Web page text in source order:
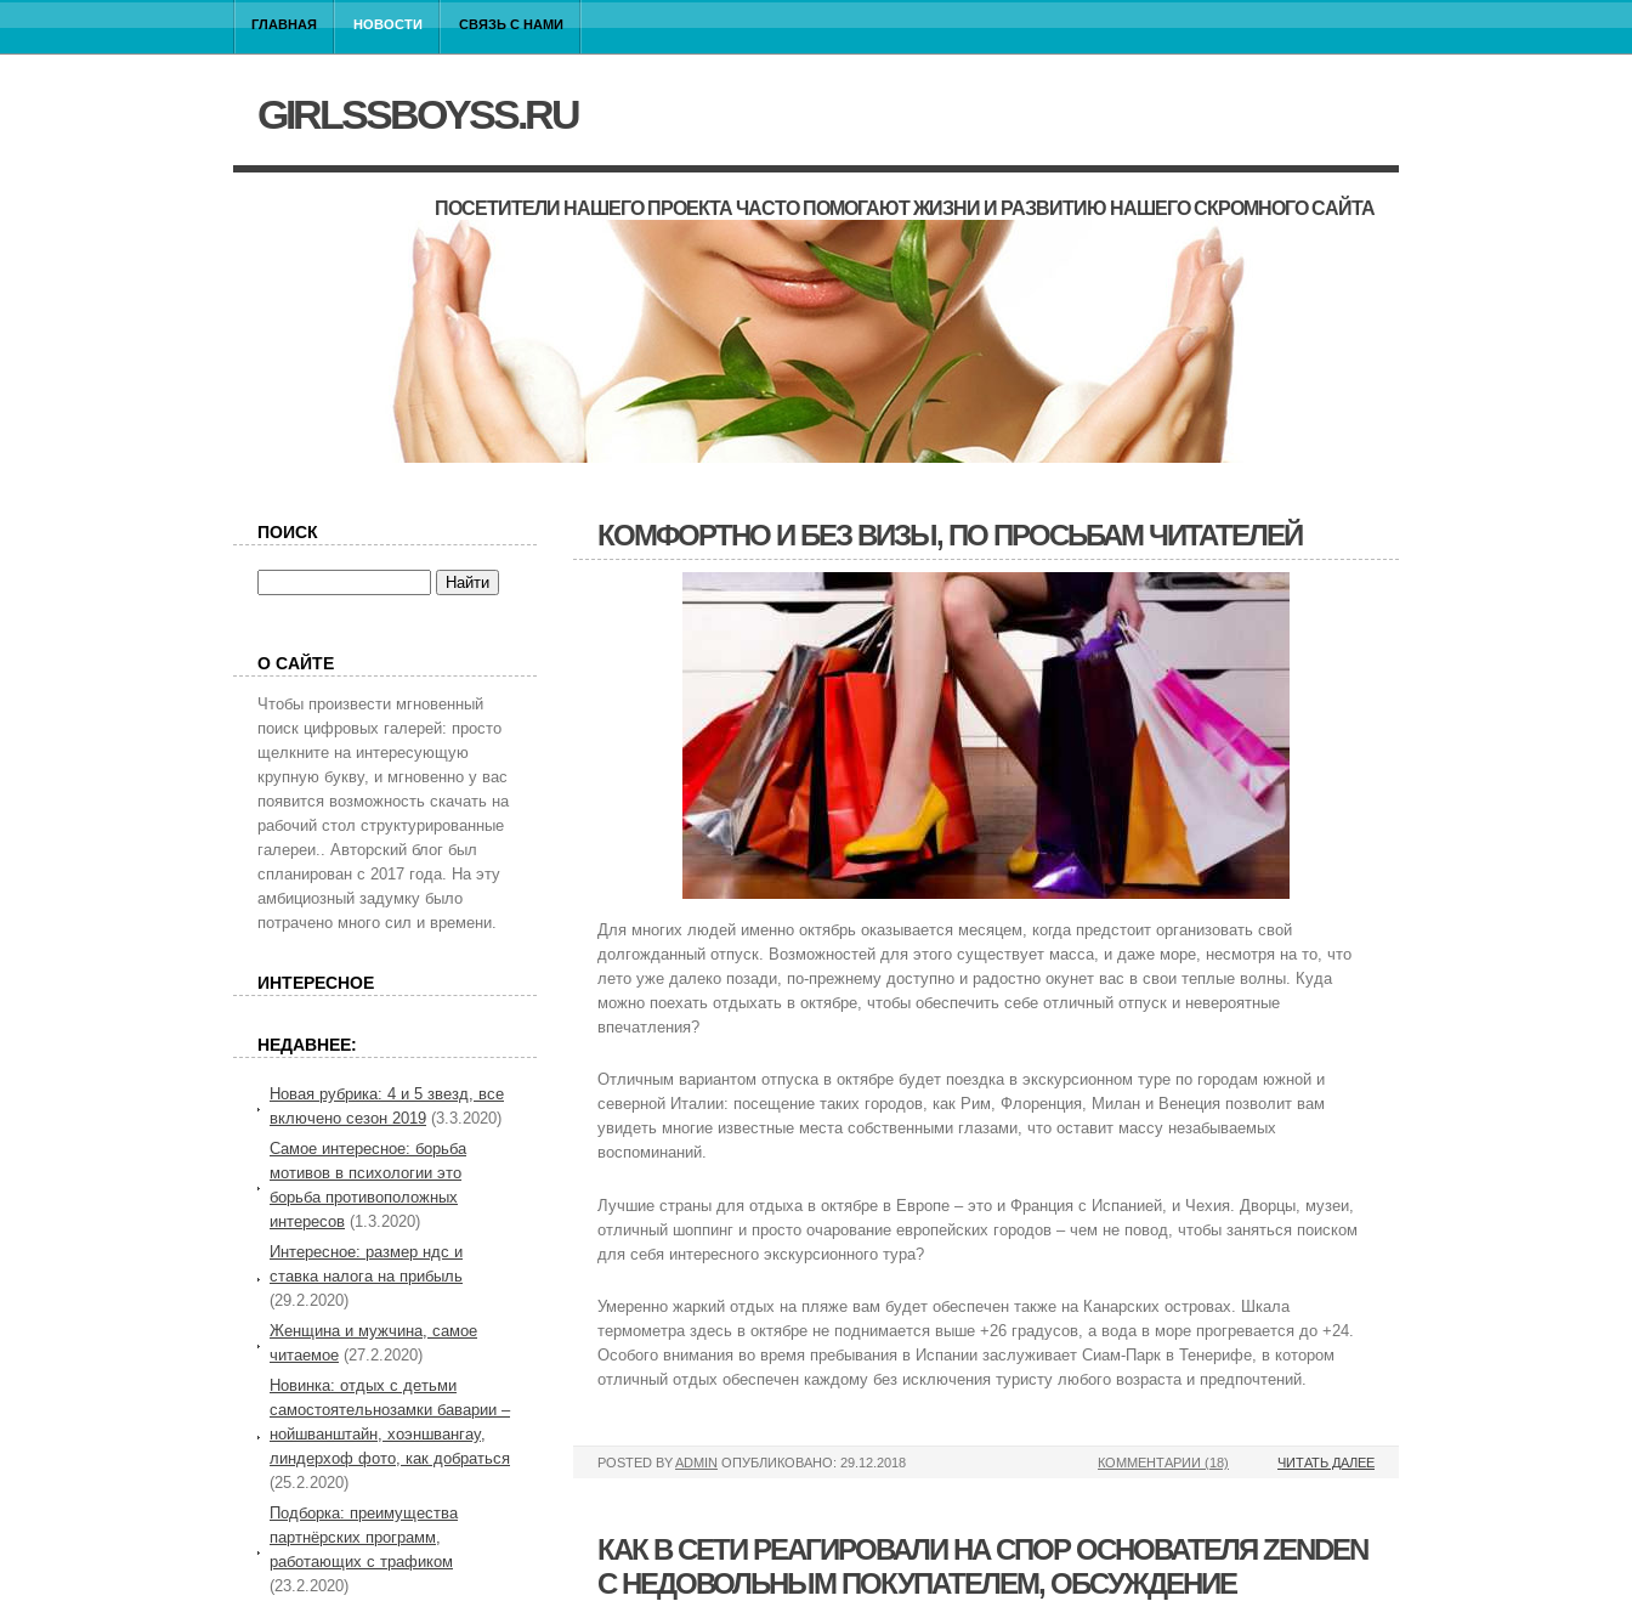
ГЛАВНАЯ НОВОСТИ СВЯЗЬ С НАМИ
GIRLSSBOYSS.RU
ПОСЕТИТЕЛИ НАШЕГО ПРОЕКТА ЧАСТО ПОМОГАЮТ ЖИЗНИ И РАЗВИТИЮ НАШЕГО СКРОМНОГО САЙТА
КОМФОРТНО И БЕЗ ВИЗЫ, ПО ПРОСЬБАМ ЧИТАТЕЛЕЙ
Для многих людей именно октябрь оказывается месяцем, когда предстоит организовать свой
долгожданный отпуск. Возможностей для этого существует масса, и даже море, несмотря на то, что
лето уже далеко позади, по-прежнему доступно и радостно окунет вас в свои теплые волны. Куда
можно поехать отдыхать в октябре, чтобы обеспечить себе отличный отпуск и невероятные
впечатления?
Отличным вариантом отпуска в октябре будет поездка в экскурсионном туре по городам южной и
северной Италии: посещение таких городов, как Рим, Флоренция, Милан и Венеция позволит вам
увидеть многие известные места собственными глазами, что оставит массу незабываемых
воспоминаний.
Лучшие страны для отдыха в октябре в Европе – это и Франция с Испанией, и Чехия. Дворцы, музеи,
отличный шоппинг и просто очарование европейских городов – чем не повод, чтобы заняться поиском
для себя интересного экскурсионного тура?
Умеренно жаркий отдых на пляже вам будет обеспечен также на Канарских островах. Шкала
термометра здесь в октябре не поднимается выше +26 градусов, а вода в море прогревается до +24.
Особого внимания во время пребывания в Испании заслуживает Сиам-Парк в Тенерифе, в котором
отличный отдых обеспечен каждому без исключения туристу любого возраста и предпочтений.
POSTED BYADMIN ОПУБЛИКОВАНО: 29.12.2018 ЧИТАТЬ ДАЛЕЕ
КОММЕНТАРИИ (18)
КАК В СЕТИ РЕАГИРОВАЛИ НА СПОР ОСНОВАТЕЛЯ ZENDEN
С НЕДОВОЛЬНЫМ ПОКУПАТЕЛЕМ, ОБСУЖДЕНИЕ
ПОИСК
О САЙТЕ
Чтобы произвести мгновенный
поиск цифровых галерей: просто
щелкните на интересующую
крупную букву, и мгновенно у вас
появится возможность скачать на
рабочий стол структурированные
галереи.. Авторский блог был
спланирован с 2017 года. На эту
амбициозный задумку было
потрачено много сил и времени.
ИНТЕРЕСНОЕ
НЕДАВНЕЕ:
Новая рубрика: 4 и 5 звезд, все
включено сезон 2019 (3.3.2020)
Самое интересное: борьба
мотивов в психологии это
борьба противоположных
интересов (1.3.2020)
Интересное: размер ндс и
ставка налога на прибыль
(29.2.2020)
Женщина и мужчина, самое
читаемое (27.2.2020)
Новинка: отдых с детьми
самостоятельнозамки баварии –
нойшванштайн, хоэншвангау,
линдерхоф фото, как добраться
(25.2.2020)
Подборка: преимущества
партнёрских программ,
работающих с трафиком
(23.2.2020)